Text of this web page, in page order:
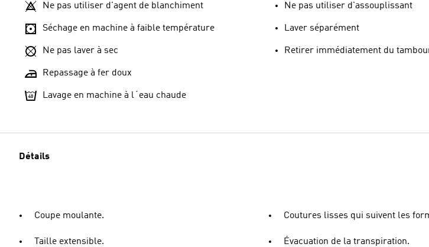
Ne pas utiliser d'agent de blanchiment
Séchage en machine à faible température
Ne pas laver à sec
Repassage à fer doux
Lavage en machine à l´eau chaude
Ne pas utiliser d'assouplissant
Laver séparément
Retirer immédiatement du
Détails
Coupe moulante.
Taille extensible.
Coutures lisses qui suivent les
Évacuation de la transpiration.